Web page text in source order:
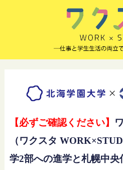
【必ずご確認ください】
（ワクスタ
学2部への進学と札幌中